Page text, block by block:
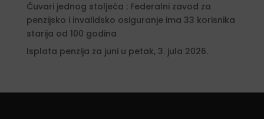
Čuvari jednog stoljeća : Federalni zavod za
penzijsko i invalidsko osiguranje ima 33 korisnika
starija od 100 godina
Isplata penzija za juni u petak, 3. jula 2026.